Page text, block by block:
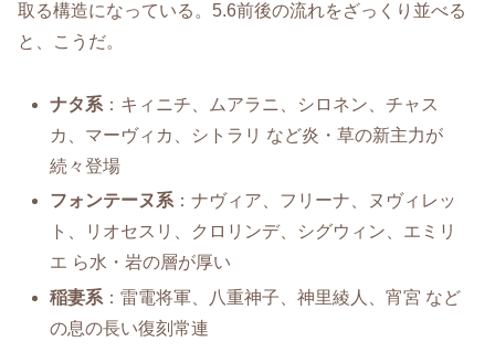
取る構造になっている。5.6前後の流れをざっくり並べる
と、こうだ。
ナタ系 ：キィニチ、ムアラニ、シロネン、チャス
カ、マーヴィカ、シトラリ など炎・草の新主力が
続々登場
フォンテーヌ系：ナヴィア、フリーナ、ヌヴィレッ
ト、リオセスリ、クロリンデ、シグウィン、エミリ
エ ら水・岩の層が厚い
稲妻系 ：雷電将軍、八重神子、神里綾人、宵宮 など
の息の長い復刻常連